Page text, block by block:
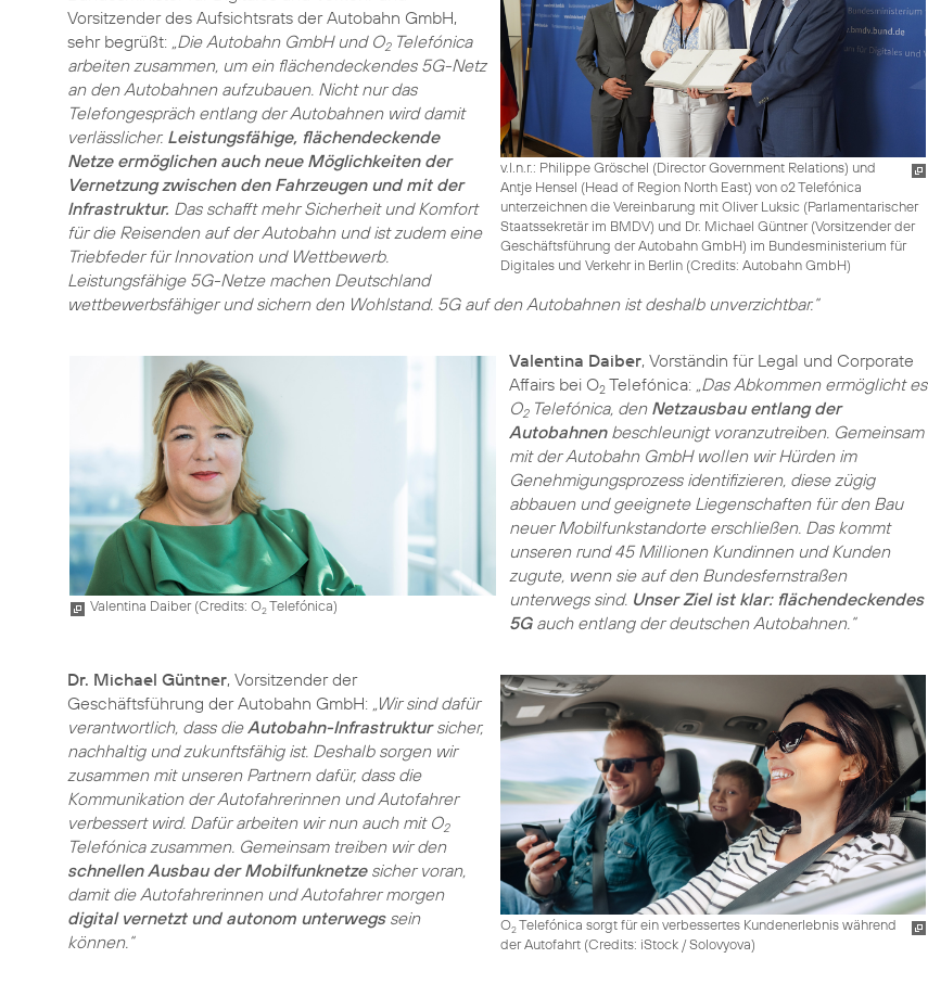
v.l.n.r.: Philippe Gröschel (Director Government Relations) und
Antje Hensel (Head of Region North East) von o2 Telefónica
unterzeichnen die Vereinbarung mit Oliver Luksic (Parlamentarischer
Staatssekretär im BMDV) und Dr. Michael Güntner (Vorsitzender der
Geschäftsführung der Autobahn GmbH) im Bundesministerium für
Digitales und Verkehr in Berlin (Credits: Autobahn GmbH)
Vorsitzender des Aufsichtsrats der Autobahn GmbH,
sehr begrüßt: „Die Autobahn GmbH und O2Telefónica
arbeiten zusammen, um ein flächendeckendes 5G-Netz
an den Autobahnen aufzubauen. Nicht nur das
Telefongespräch entlang der Autobahnen wird damit
verlässlicher. Leistungsfähige, flächendeckende
Netze ermöglichen auch neue Möglichkeiten der
Vernetzung zwischen den Fahrzeugen und mit der
Infrastruktur. Das schafft mehr Sicherheit und Komfort
für die Reisenden auf der Autobahn und ist zudem eine
Triebfeder für Innovation und Wettbewerb.
Leistungsfähige 5G-Netze machen Deutschland
wettbewerbsfähiger und sichern den Wohlstand. 5G auf den Autobahnen ist deshalb unverzichtbar.“
Valentina Daiber (Credits: O2Telefónica)
Valentina Daiber, Vorständin für Legal und Corporate
Affairs bei O2Telefónica: „Das Abkommen ermöglicht es
O2Telefónica, den Netzausbau entlang der
Autobahnenbeschleunigt voranzutreiben. Gemeinsam
mit der Autobahn GmbH wollen wir Hürden im
Genehmigungsprozess identifizieren, diese zügig
abbauen und geeignete Liegenschaften für den Bau
neuer Mobilfunkstandorte erschließen. Das kommt
unseren rund 45 Millionen Kundinnen und Kunden
zugute, wenn sie auf den Bundesfernstraßen
unterwegs sind. Unser Ziel ist klar: flächendeckendes
5Gauch entlang der deutschen Autobahnen.“
O2Telefónica sorgt für ein verbessertes Kundenerlebnis während
der Autofahrt (Credits: iStock / Solovyova)
Dr. Michael Güntner, Vorsitzender der
Geschäftsführung der Autobahn GmbH: „Wir sind dafür
verantwortlich, dass dieAutobahn-Infrastruktursicher,
nachhaltig und zukunftsfähig ist. Deshalb sorgen wir
zusammen mit unseren Partnern dafür, dass die
Kommunikation der Autofahrerinnen und Autofahrer
verbessert wird. Dafür arbeiten wir nun auch mit O2
Telefónica zusammen. Gemeinsam treiben wir den
schnellen Ausbau der Mobilfunknetzesicher voran,
damit die Autofahrerinnen und Autofahrer morgen
digital vernetzt und autonom unterwegssein
können.“